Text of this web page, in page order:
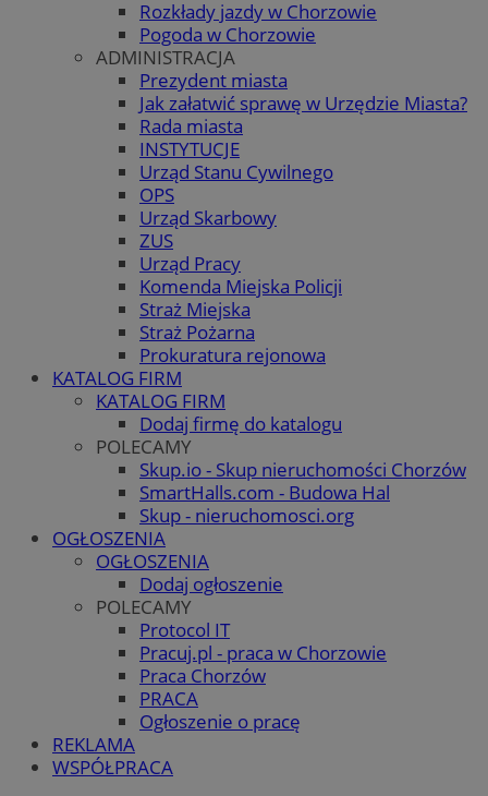
Rozkłady jazdy w Chorzowie
Pogoda w Chorzowie
ADMINISTRACJA
Prezydent miasta
Jak załatwić sprawę w Urzędzie Miasta?
Rada miasta
INSTYTUCJE
Urząd Stanu Cywilnego
OPS
Urząd Skarbowy
ZUS
Urząd Pracy
Komenda Miejska Policji
Straż Miejska
Straż Pożarna
Prokuratura rejonowa
KATALOG FIRM
KATALOG FIRM
Dodaj firmę do katalogu
POLECAMY
Skup.io - Skup nieruchomości Chorzów
SmartHalls.com - Budowa Hal
Skup - nieruchomosci.org
OGŁOSZENIA
OGŁOSZENIA
Dodaj ogłoszenie
POLECAMY
Protocol IT
Pracuj.pl - praca w Chorzowie
Praca Chorzów
PRACA
Ogłoszenie o pracę
REKLAMA
WSPÓŁPRACA